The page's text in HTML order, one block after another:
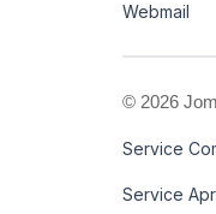
Webmail
© 2026
Service
Service